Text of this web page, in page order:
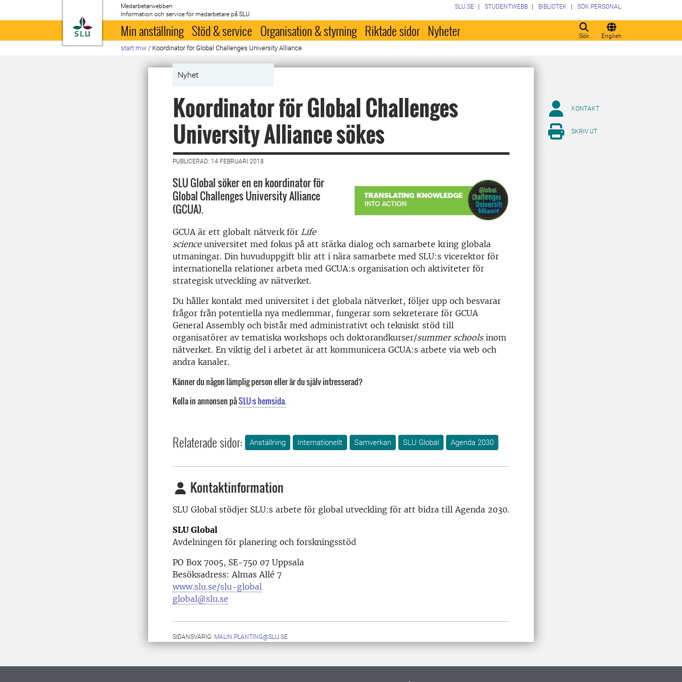
Till startsida
Medarbetarwebben
Information och service för medarbetare på SLU
Sök English
SLU.SE STUDENTWEBB BIBLIOTEK SÖK PERSONAL
Min anställning Stöd & service Organisation & styrning Riktade sidor Nyheter
start mw / Koordinator för Global Challenges University Alliance
Nyhet
Koordinator för Global Challenges
University Alliance sökes
PUBLICERAD: 14 FEBRUARI 2018
SLU Global söker en en koordinator för
Global Challenges University Alliance
(GCUA).
GCUA är ett globalt nätverk för Life
scienceuniversitet med fokus på att stärka dialog och samarbete kring globala
utmaningar. Din huvuduppgift blir att i nära samarbete med SLU:s vicerektor för
internationella relationer arbeta med GCUA:s organisation och aktiviteter för
strategisk utveckling av nätverket.
Du håller kontakt med universitet i det globala nätverket, följer upp och besvarar
frågor från potentiella nya medlemmar, fungerar som sekreterare för GCUA
General Assembly och bistår med administrativt och tekniskt stöd till
organisatörer av tematiska workshops och doktorandkurser/summer schoolsinom
nätverket. En viktig del i arbetet är att kommunicera GCUA:s arbete via web och
andra kanaler.
Känner du någon lämplig person eller är du själv intresserad?
Kolla in annonsen påSLU:s hemsida.
Relaterade sidor: Anställning Internationellt Samverkan SLU Global Agenda 2030
Kontaktinformation
SLU Global stödjer SLU:s arbete för global utveckling för att bidra till Agenda 2030.
SLU Global
Avdelningen för planering och forskningsstöd
PO Box 7005, SE-750 07 Uppsala
Besöksadress: Almas Allé 7
www.slu.se/slu-global
global@slu.se
SIDANSVARIG: MALIN.PLANTING@SLU.SE
KONTAKT
SKRIV UT